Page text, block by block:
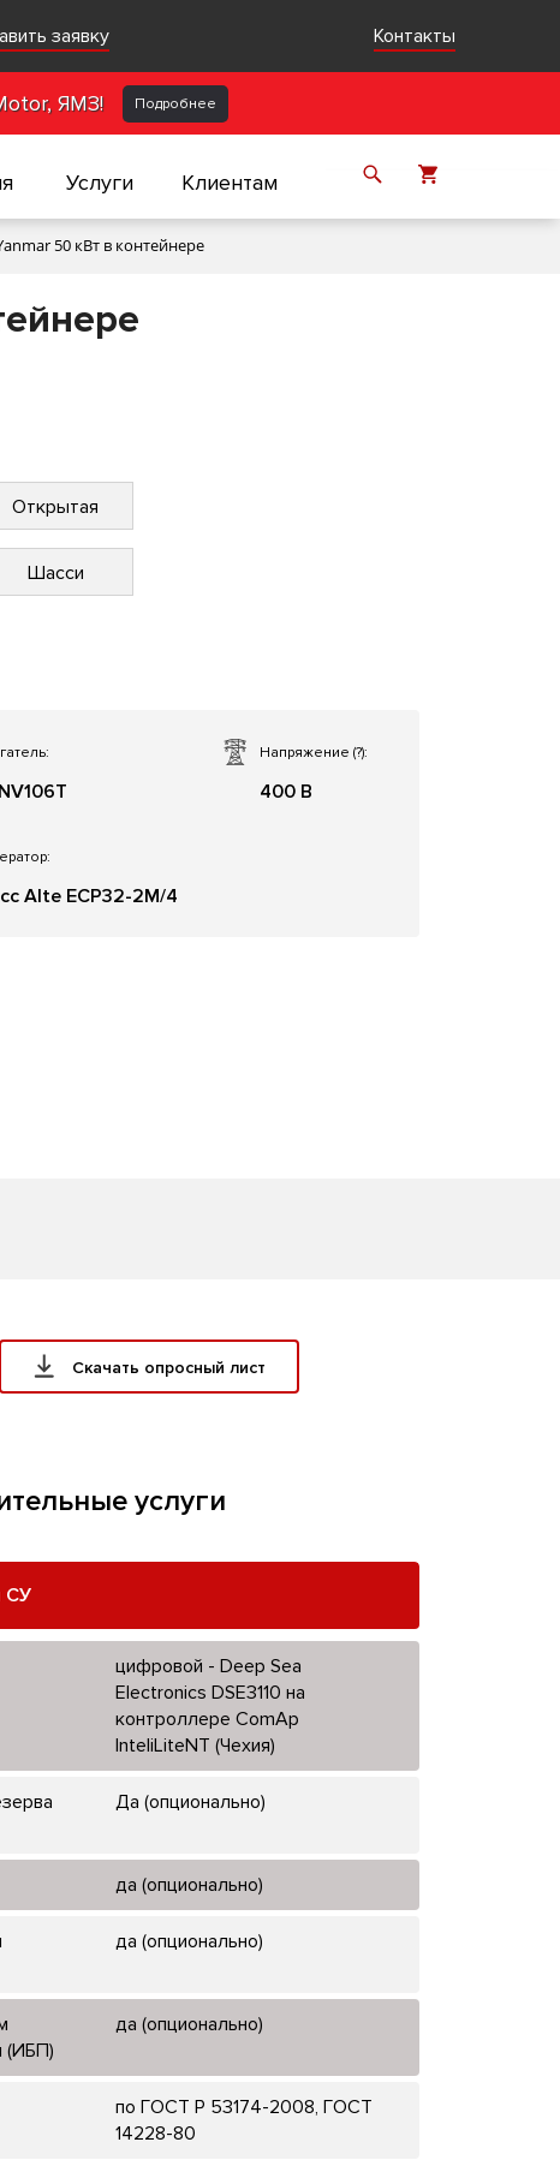
заявку Контакты
ЯМЗ! Подробнее
Услуги Клиентам
50 кВт в контейнере
Открытая
Шасси
Напряжение(?):
400 В
Alte ЕСР32-2M/4
Скачать опросный лист
СУ
цифровой - Deep Sea
Electronics DSE3110 на
контроллере ComAp
InteliLiteNT (Чехия)
Да (опционально)
да (опционально)
да (опционально)
(ИБП)
да (опционально)
по ГОСТ Р 53174-2008, ГОСТ
14228-80
услуги